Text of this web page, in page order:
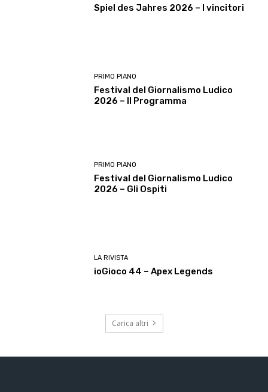
Spiel des Jahres 2026 – I vincitori
PRIMO PIANO
Festival del Giornalismo Ludico
2026 – Il Programma
PRIMO PIANO
Festival del Giornalismo Ludico
2026 – Gli Ospiti
LA RIVISTA
ioGioco 44 – Apex Legends
Carica altri